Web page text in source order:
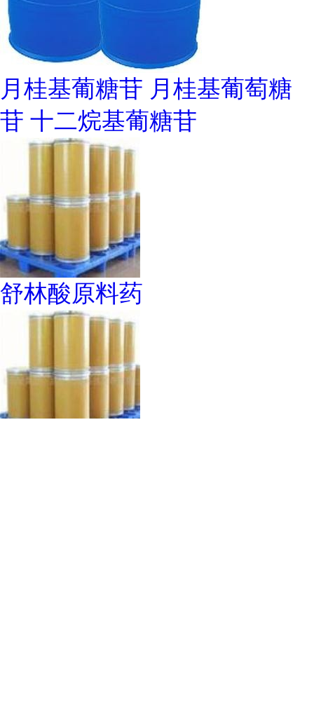
月桂基葡糖苷 月桂基葡萄糖
苷 十二烷基葡糖苷
舒林酸原料药